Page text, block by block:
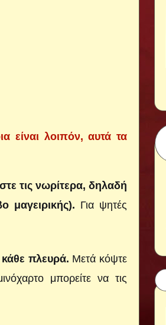
είναι λοιπόν, αυτά τα
τις νωρίτερα, δηλαδή
μαγειρικής). Για ψητές
κάθε πλευρά. Μετά κόψτε
μπορείτε να τις